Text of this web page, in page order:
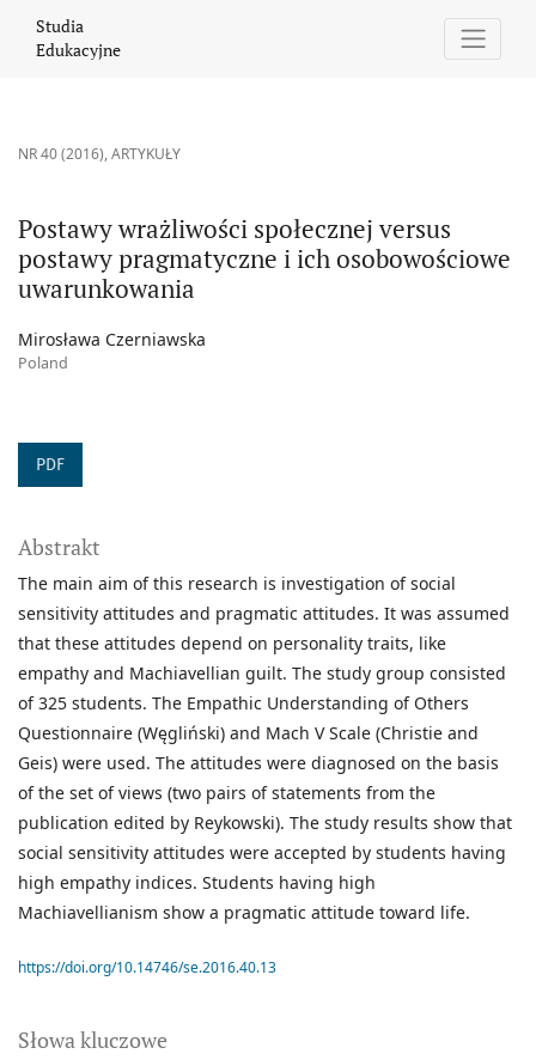
Studia
Edukacyjne
NR 40 (2016),ARTYKUŁY
Postawy wrażliwości społecznej versus
postawy pragmatyczne i ich osobowościowe
uwarunkowania
Mirosława Czerniawska
Poland
PDF
Słowa kluczowe
Abstrakt
The main aim of this research is investigation of social
sensitivity attitudes and pragmatic attitudes. It was assumed
that these attitudes depend on personality traits, like
empathy and Machiavellian guilt. The study group consisted
of 325 students. The Empathic Understanding of Others
Questionnaire (Węgliński) and Mach V Scale (Christie and
Geis) were used. The attitudes were diagnosed on the basis
of the set of views (two pairs of statements from the
publication edited by Reykowski). The study results show that
social sensitivity attitudes were accepted by students having
high empathy indices. Students having high
Machiavellianism show a pragmatic attitude toward life.
https://doi.org/10.14746/se.2016.40.13